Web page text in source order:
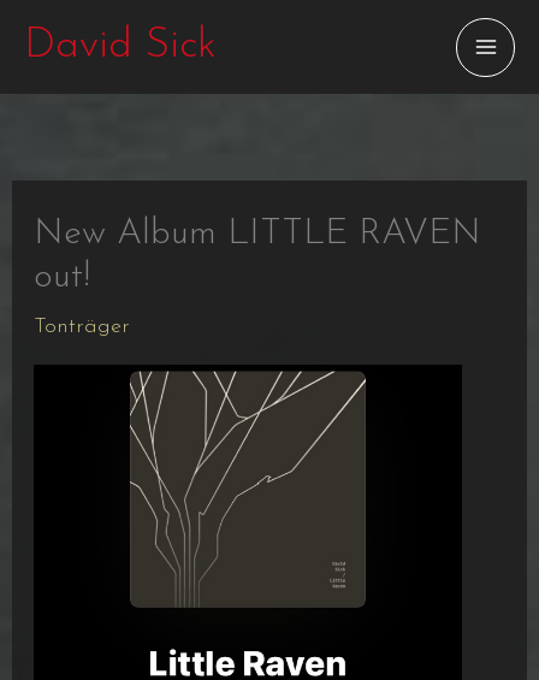
Inhalt
springen
David Sick
New Album LITTLE RAVEN
out!
Tonträger